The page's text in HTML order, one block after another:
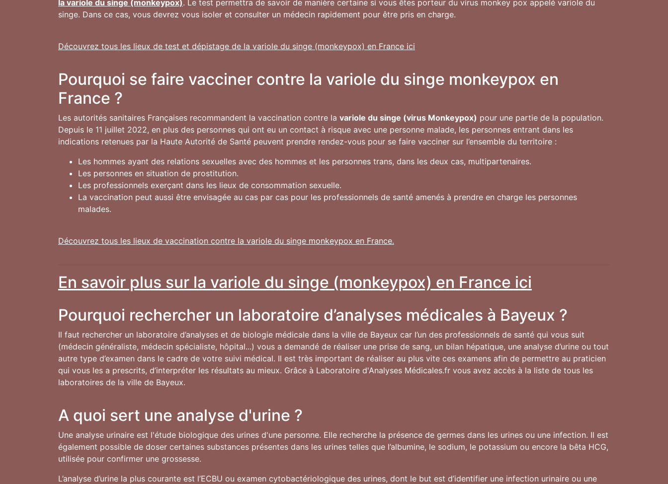
la variole du singe (monkeypox). Le test permettra de savoir de manière certaine si vous êtes porteur du virus monkey pox appelé variole du
singe. Dans ce cas, vous devrez vous isoler et consulter un médecin rapidement pour être pris en charge.
Découvrez tous les lieux de test et dépistage de la variole du singe (monkeypox) en France ici
Pourquoi se faire vacciner contre la variole du singe monkeypox en
France ?
Les autorités sanitaires Françaises recommandent la vaccination contre la variole du singe (virus Monkeypox) pour une partie de la population.
Depuis le 11 juillet 2022, en plus des personnes qui ont eu un contact à risque avec une personne malade, les personnes entrant dans les
indications retenues par la Haute Autorité de Santé peuvent prendre rendez-vous pour se faire vacciner sur l’ensemble du territoire :
Les hommes ayant des relations sexuelles avec des hommes et les personnes trans, dans les deux cas, multipartenaires.
Les personnes en situation de prostitution.
Les professionnels exerçant dans les lieux de consommation sexuelle.
La vaccination peut aussi être envisagée au cas par cas pour les professionnels de santé amenés à prendre en charge les personnes
malades.
Découvrez tous les lieux de vaccination contre la variole du singe monkeypox en France.
En savoir plus sur la variole du singe (monkeypox) en France ici
Pourquoi rechercher un laboratoire d’analyses médicales à Bayeux ?
Il faut rechercher un laboratoire d’analyses et de biologie médicale dans la ville de Bayeux car l’un des professionnels de santé qui vous suit
(médecin généraliste, médecin spécialiste, hôpital...) vous a demandé de réaliser une prise de sang, un bilan hépatique, une analyse d’urine ou tout
autre type d’examen dans le cadre de votre suivi médical. Il est très important de réaliser au plus vite ces examens afin de permettre au praticien
qui vous les a prescrits, d’interpréter les résultats au mieux. Grâce à Laboratoire d'Analyses Médicales.fr vous avez accès à la liste de tous les
laboratoires de la ville de Bayeux.
A quoi sert une analyse d'urine ?
Une analyse urinaire est l'étude biologique des urines d'une personne. Elle recherche la présence de germes dans les urines ou une infection. Il est
également possible de doser certaines substances présentes dans les urines telles que l’albumine, le sodium, le potassium ou encore la bêta HCG,
utilisée pour confirmer une grossesse.
L’analyse d’urine la plus courante est l’ECBU ou examen cytobactériologique des urines, dont le but est d’identifier une infection urinaire ou une